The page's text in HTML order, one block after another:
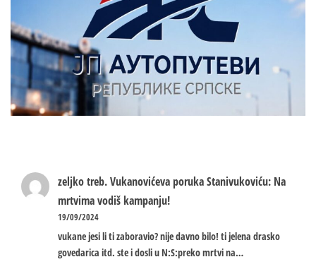
zeljko treb.Vukanovićeva poruka Stanivukoviću: Na
mrtvima vodiš kampanju!
19/09/2024
vukane jesi li ti zaboravio? nije davno bilo! ti jelena drasko
govedarica itd. ste i dosli u N:S:preko mrtvi na…